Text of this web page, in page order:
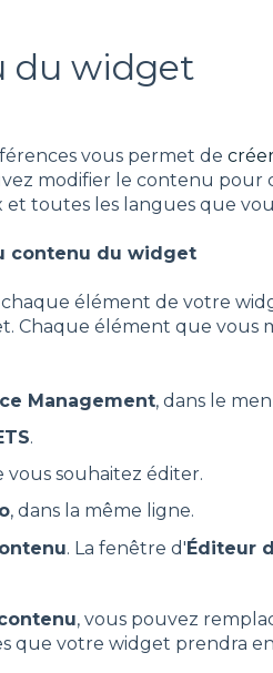
du widget
vous permet de
modifier le contenu pour
toutes les langues que
contenu du widget
élément de votre
Chaque élément que vous
Management, dans le
.
souhaitez éditer.
, dans la même ligne.
. La fenêtre d'Éditeur
, vous pouvez
que votre widget prendra